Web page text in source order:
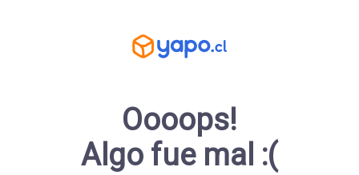
Oooops!
Algo fue mal :(